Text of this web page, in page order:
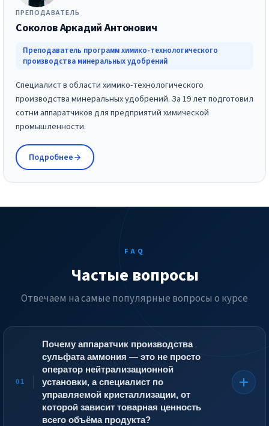
ПРЕПОДАВАТЕЛЬ
Соколов Аркадий Антонович
Преподаватель программ химико-технологического
производства минеральных удобрений
Специалист в области химико-технологического
производства минеральных удобрений. За 19 лет подготовил
сотни аппаратчиков для предприятий химической
промышленности.
Подробнее
FAQ
Частые вопросы
Отвечаем на самые популярные вопросы о курсе
01
Почему аппаратчик производства
сульфата аммония — это не просто
оператор нейтрализационной
установки, а специалист по
управляемой кристаллизации, от
которой зависит товарная ценность
всего объёма продукта?